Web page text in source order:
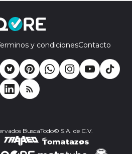
y condicionesContacto
BuscaTodo© S.A. de C.V.